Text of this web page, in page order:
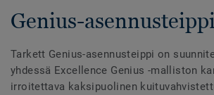
Genius-asennusteippi
Tarkett Genius-asennusteippi on
yhdessä Excellence Genius -malliston
irroitettava kaksipuolinen